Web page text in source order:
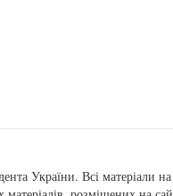
України. Всі матеріали